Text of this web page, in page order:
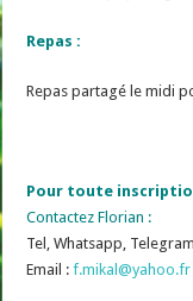
Repas :
Repas partagé le midi
Pour toute
Contactez Florian :
Tel, Whatsapp,
Email :f.mikal@yahoo.fr